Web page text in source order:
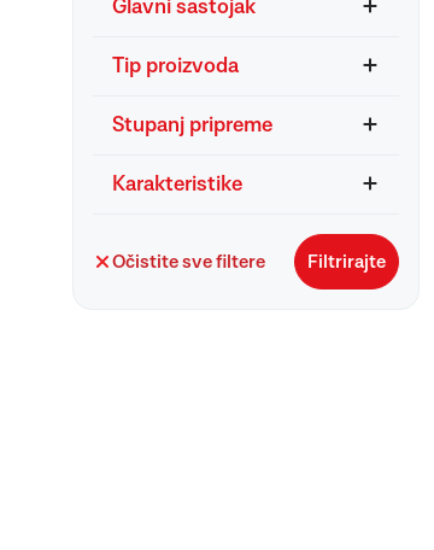
Glavni sastojak
Tip proizvoda
Stupanj pripreme
Karakteristike
Očistite sve filtere Filtrirajte